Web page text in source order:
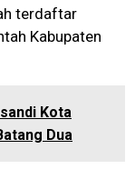
terdaftar
Kabupaten
Kota
Dua